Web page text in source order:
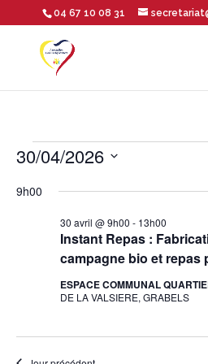
Ouvrir la barre d’outils
04 67 10 08 31
Évènements
avril
30/04/2026
une
9h00
Instant Repas :
campagne bio et repas
30 avril @ 9h00 - 13h00
ESPACE COMMUNAL
DE LA VALSIERE, GRABELS